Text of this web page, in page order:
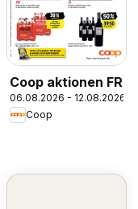
Coop aktionen FR
06.08.2026 - 12.08.2026
Coop